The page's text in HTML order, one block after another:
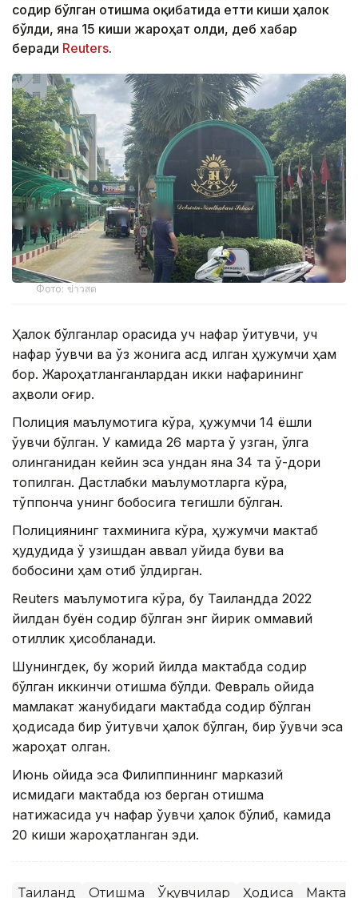
содир бўлган отишма оқибатида етти киши ҳалок
бўлди, яна 15 киши жароҳат олди, деб хабар
беради Reuters.
Фото: ข่าวสด
Ҳалок бўлганлар орасида уч нафар ўқитувчи, уч
нафар ўқувчи ва ўз жонига қасд қилган ҳужумчи ҳам
бор. Жароҳатланганлардан икки нафарининг
аҳволи оғир.
Полиция маълумотига кўра, ҳужумчи 14 ёшли
ўқувчи бўлган. У камида 26 марта ўқ узган, қўлга
олинганидан кейин эса ундан яна 34 та ўқ-дори
топилган. Дастлабки маълумотларга кўра,
тўппонча унинг бобосига тегишли бўлган.
Полициянинг тахминига кўра, ҳужумчи мактаб
ҳудудида ўқ узишдан аввал уйида буви ва
бобосини ҳам отиб ўлдирган.
Reuters маълумотига кўра, бу Таиландда 2022
йилдан буён содир бўлган энг йирик оммавий
қотиллик ҳисобланади.
Шунингдек, бу жорий йилда мактабда содир
бўлган иккинчи отишма бўлди. Февраль ойида
мамлакат жанубидаги мактабда содир бўлган
ҳодисада бир ўқитувчи ҳалок бўлган, бир ўқувчи эса
жароҳат олган.
Июнь ойида эса Филиппиннинг марказий
қисмидаги мактабда юз берган отишма
натижасида уч нафар ўқувчи ҳалок бўлиб, камида
20 киши жароҳатланган эди.
Таиланд Отишма Ўқувчилар Ҳодиса